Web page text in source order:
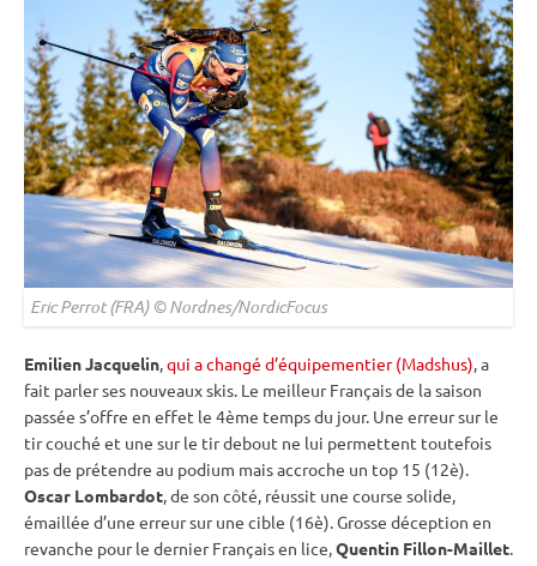
Eric Perrot (FRA) © Nordnes/NordicFocus
Emilien Jacquelin,qui a changé d’équipementier (Madshus), a
fait parler ses nouveaux skis. Le meilleur Français de la saison
passée s’offre en effet le 4ème temps du jour. Une erreur sur le
tircouché et une sur le tirdebout ne lui permettent toutefois
pas de prétendre au podium mais accroche un top 15 (12è).
Oscar Lombardot, de son côté, réussit une course solide,
émaillée d’une erreur sur une cible (16è). Grosse déception en
revanche pour le dernier Français en lice,Quentin Fillon-Maillet.